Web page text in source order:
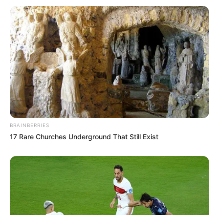
BRAINBERRIES
17 Rare Churches Underground That Still Exist